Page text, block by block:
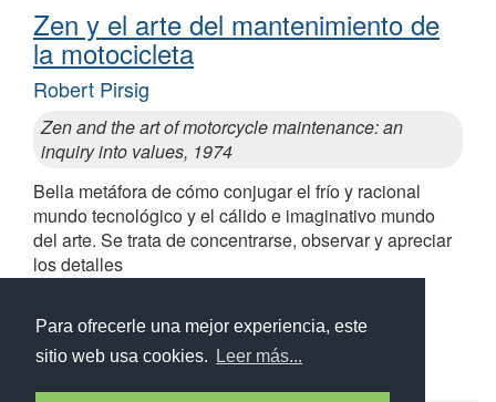
Para ofrecerle una mejor experiencia, este
sitio web usa cookies.
Leer más...
Zen y el arte del mantenimiento de
la motocicleta
Robert Pirsig
Zen and the art of motorcycle maintenance: an
inquiry into values, 1974
Bella metáfora de cómo conjugar el frío y racional
mundo tecnológico y el cálido e imaginativo mundo
del arte. Se trata de concentrarse, observar y apreciar
los detalles
motocicleta